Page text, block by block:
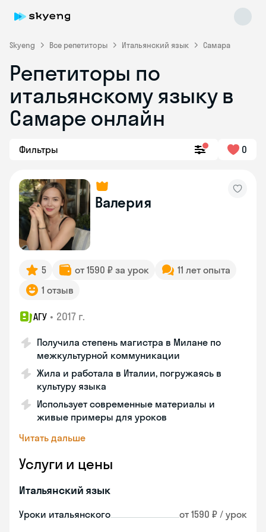
Skyeng Все репетиторы Итальянский язык Самара
Репетиторы по
итальянскому языку в
Самаре онлайн
Фильтры 0
Валерия
5 от 1590 ₽ за урок
11 лет опыта
1 отзыв
АГУ • 2017 г.
Получила степень магистра в Милане по
межкультурной коммуникации
Жила и работала в Италии, погружаясь в
культуру языка
Использует современные материалы и
живые примеры для уроков
Читать дальше
Услуги и цены
Итальянский язык
Уроки итальянского от 1590 ₽ / урок
Skyeng Chat